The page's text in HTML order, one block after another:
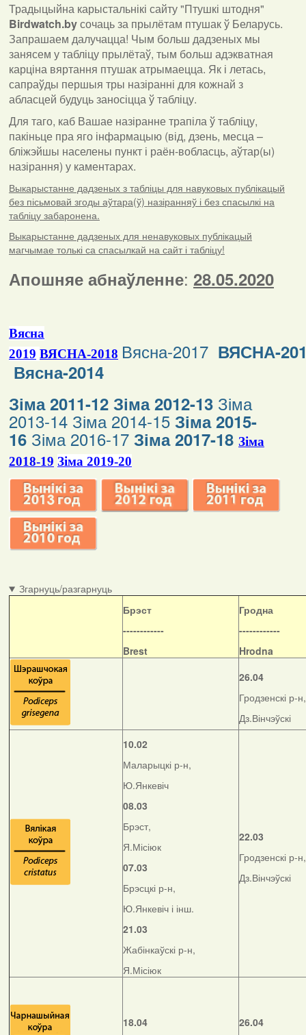
Традыцыйна карыстальнікі сайту "Птушкі штодня"
Birdwatch.byсочаць за прылётам птушак ў Беларусь.
Запрашаем далучацца! Чым больш дадзеных мы
занясем у табліцу прылётаў, тым больш адэкватная
карціна вяртання птушак атрымаецца. Як і летась,
сапраўды першыя тры назіранні для кожнай з
абласцей будуць заносіцца ў табліцу.
Для таго, каб Вашае назіранне трапіла ў табліцу,
пакіньце пра яго інфармацыю (від, дзень, месца –
бліжэйшы населены пункт і раён-вобласць, аўтар(ы)
назірання) у каментарах.
Выкарыстанне дадзеных з табліцы для навуковых публікацый
без пісьмовай згоды аўтара(ў) назіранняў і без спасылкі на
табліцу забаронена.
Выкарыстанне дадзеных для ненавуковых публікацый
магчымае толькі са спасылкай на сайт і табліцу!
Апошняе абнаўленне: 28.05.2020
Вясна
2019 ВЯСНА-2018 Вясна-2017 ВЯСНА-
Вясна-2014
Зіма 2011-12 Зіма 2012-13 Зіма
2013-14 Зіма 2014-15 Зіма 2015-
16 Зіма 2016-17 Зіма 2017-18 Зіма
2018-19 Зіма 2019-20
Згарнуць/разгарнуць
Брэст
------------
Brest
Гродна
------------
Hrodna
26.04
Гродзенскі р-н,
Дз.Вінчэўскі
10.02
Маларыцкі р-н,
Ю.Янкевіч
08.03
Брэст,
Я.Місіюк
07.03
Брэсцкі р-н,
Ю.Янкевіч і інш.
21.03
Жабінкаўскі р-н,
Я.Місіюк
22.03
Гродзенскі р-н,
Дз.Вінчэўскі
18.04
26.04